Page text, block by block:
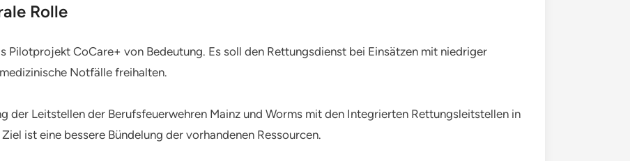
Rolle
Pilotprojekt CoCare+ von Bedeutung. Es soll den Rettungsdienst bei Einsätzen mit niedriger
Notfälle freihalten.
der Leitstellen der Berufsfeuerwehren Mainz und Worms mit den Integrierten Rettungsleitstellen in
ist eine bessere Bündelung der vorhandenen Ressourcen.